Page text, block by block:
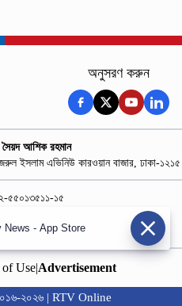
অনুসরণ করুন
আশিক রহমান
ইসলাম এভিনিউ কারওয়ান বাজার, ঢাকা-১২১৫
৫৫০১৩৫১১-১৫
৭০
of Use|Advertisement
২০১৬-২০২৬ | RTV Online
News - App Store